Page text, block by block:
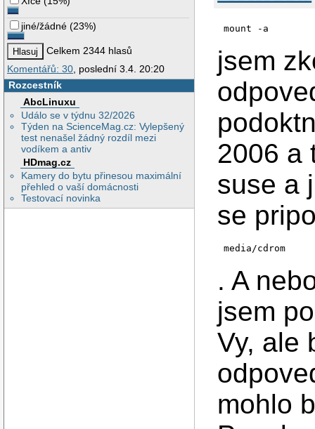
jiné/žádné (23%)
Celkem 2344 hlasů
Komentářů: 30 , poslední 3.4. 20:20
Rozcestník
AbcLinuxu
Událo se v týdnu 32/2026
Týden na ScienceMag.cz: Vylepšený
test nenašel žádný rozdíl mezi
vodíkem a antiv
HDmag.cz
Kamery do bytu přinesou maximální
přehled o vaší domácnosti
Testovací novinka
mount -a
jsem
2006 a
suse a
se
media/cdrom
. A
jsem
Vy, ale
mohlo